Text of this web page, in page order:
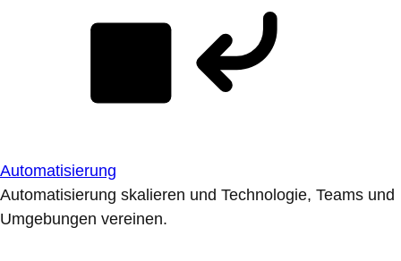
Automatisierung
Automatisierung skalieren und Technologie, Teams und
Umgebungen vereinen.